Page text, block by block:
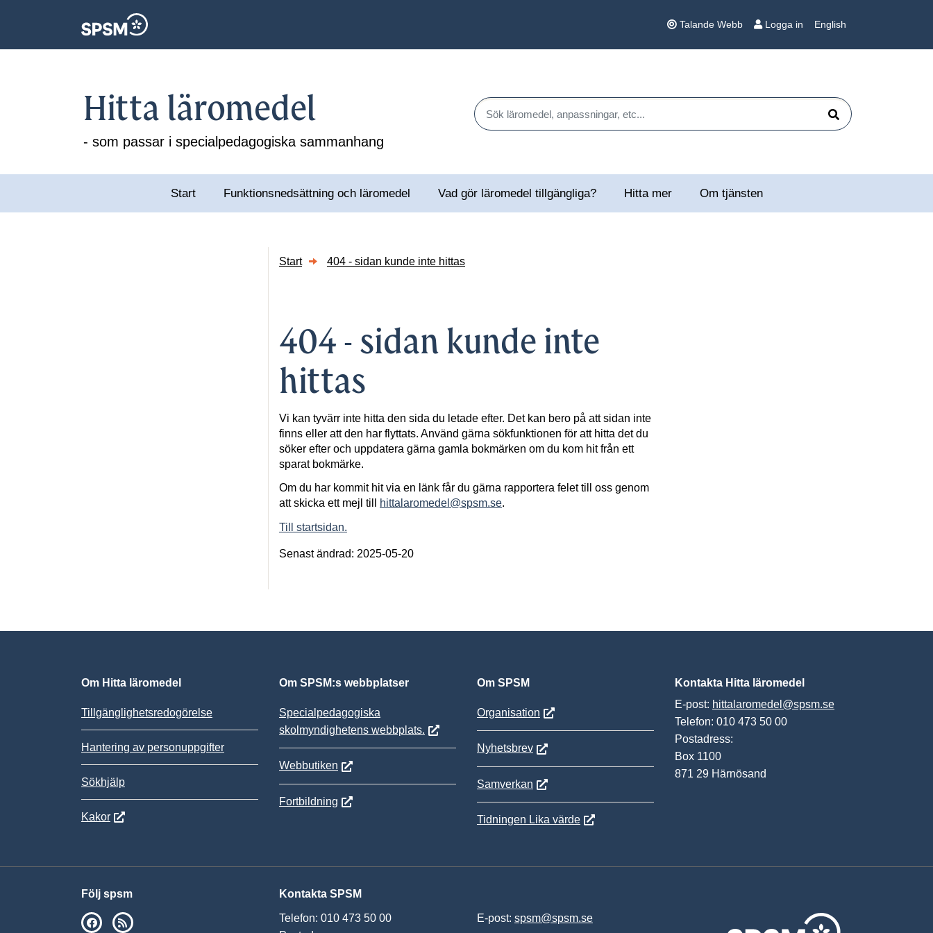
Talande Webb Logga in English
Hitta läromedel
- som passar i specialpedagogiska sammanhang
Sök läromedel, anpassningar, etc...
Sök
Start Funktionsnedsättning och läromedel Vad gör läromedel tillgängliga? Hitta mer Om tjänsten
Start 404 - sidan kunde inte hittas
404 - sidan kunde inte
hittas
Vi kan tyvärr inte hitta den sida du letade efter. Det kan bero på att sidan inte
finns eller att den har flyttats. Använd gärna sökfunktionen för att hitta det du
söker efter och uppdatera gärna gamla bokmärken om du kom hit från ett
sparat bokmärke.
Om du har kommit hit via en länk får du gärna rapportera felet till oss genom
att skicka ett mejl till
hittalaromedel@spsm.se.
Till startsidan.
Senast ändrad: 2025-05-20
Om Hitta läromedel
Tillgänglighetsredogörelse
Hantering av personuppgifter
Sökhjälp
Kakor
Om SPSM:s webbplatser
Specialpedagogiska
skolmyndighetens webbplats.
Webbutiken
Fortbildning
Om SPSM
Organisation
Nyhetsbrev
Samverkan
Tidningen Lika värde
Kontakta Hitta läromedel
E-post: hittalaromedel@spsm.se
Telefon: 010 473 50 00
Postadress:
Box 1100
871 29 Härnösand
Följ spsm
SPSM på Facebook
Kontakta SPSM
Telefon: 010 473 50 00
E-post: spsm@spsm.se